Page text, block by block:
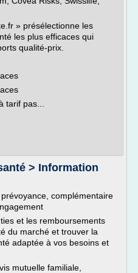
» présélectionne les
les plus efficaces qui
qualité-prix.
tarif pas...
> Information
complémentaire
et les remboursements
du marché et trouver la
adaptée à vos besoins et
mutuelle familiale,